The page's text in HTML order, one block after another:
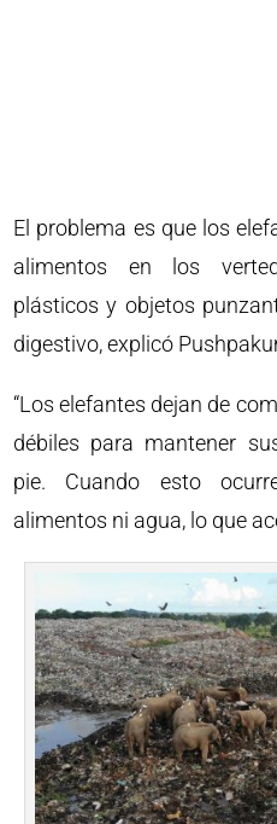
El problema es que los
alimentos en los
plásticos y objetos
digestivo, explicó
“Los elefantes dejan de
débiles para mantener
pie. Cuando esto
alimentos ni agua, lo que